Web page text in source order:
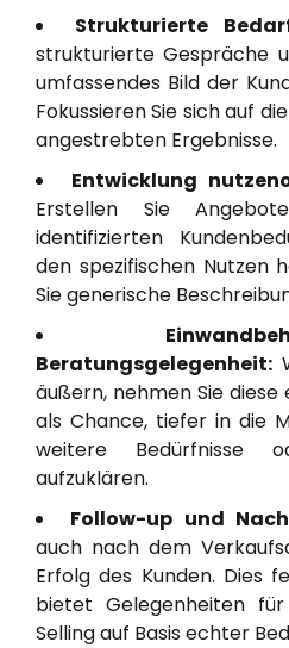
Strukturierte
strukturierte Gespräche
umfassendes Bild der
Fokussieren Sie sich auf
angestrebten Ergebnisse.
Entwicklung
Erstellen Sie
identifizierten
den spezifischen Nutzen
Sie generische
Beratungsgelegenheit:
äußern, nehmen Sie
als Chance, tiefer in die
weitere Bedürfnisse
aufzuklären.
Follow-up und
auch nach dem
Erfolg des Kunden. Dies
bietet Gelegenheiten
Selling auf Basis echter